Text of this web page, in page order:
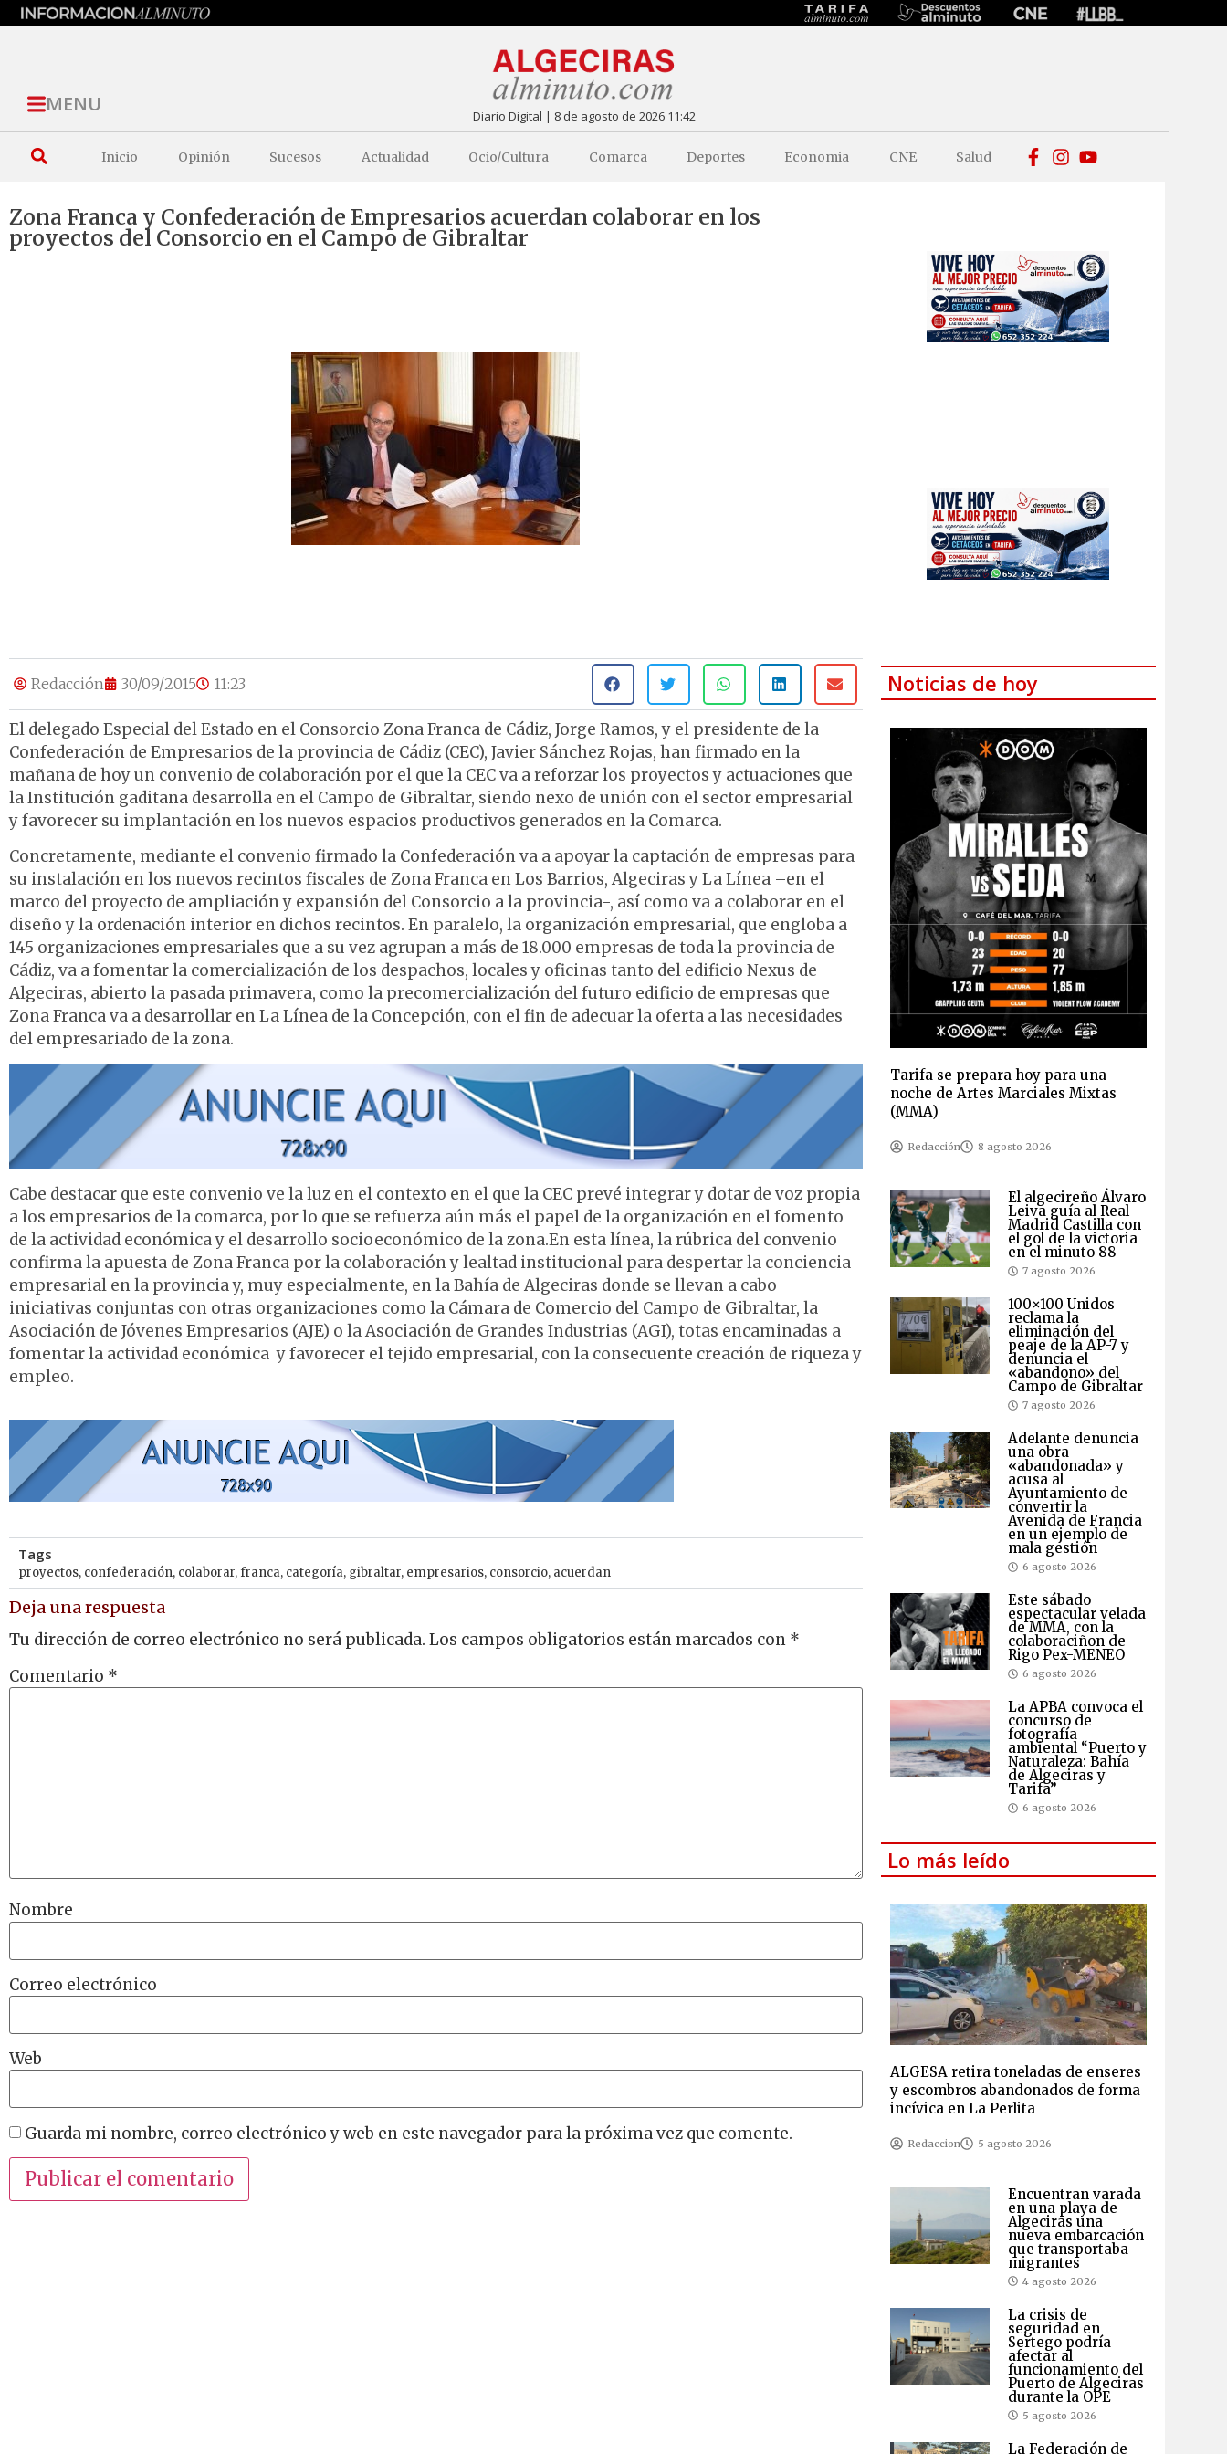
MENU Diario Digital | 8 de agosto de 2026 11:42
Inicio Opinión Sucesos Actualidad Ocio/Cultura Comarca Deportes Economia CNE Salud
Zona Franca y Confederación de Empresarios acuerdan colaborar en los
proyectos del Consorcio en el Campo de Gibraltar
Redacción 30/09/2015 11:23
El delegado Especial del Estado en el Consorcio Zona Franca de Cádiz, Jorge Ramos, y el presidente de la
Confederación de Empresarios de la provincia de Cádiz (CEC), Javier Sánchez Rojas, han firmado en la
mañana de hoy un convenio de colaboración por el que la CEC va a reforzar los proyectos y actuaciones que
la Institución gaditana desarrolla en el Campo de Gibraltar, siendo nexo de unión con el sector empresarial
y favorecer su implantación en los nuevos espacios productivos generados en la Comarca.
Concretamente, mediante el convenio firmado la Confederación va a apoyar la captación de empresas para
su instalación en los nuevos recintos fiscales de Zona Franca en Los Barrios, Algeciras y La Línea –en el
marco del proyecto de ampliación y expansión del Consorcio a la provincia-, así como va a colaborar en el
diseño y la ordenación interior en dichos recintos. En paralelo, la organización empresarial, que engloba a
145 organizaciones empresariales que a su vez agrupan a más de 18.000 empresas de toda la provincia de
Cádiz, va a fomentar la comercialización de los despachos, locales y oficinas tanto del edificio Nexus de
Algeciras, abierto la pasada primavera, como la precomercialización del futuro edificio de empresas que
Zona Franca va a desarrollar en La Línea de la Concepción, con el fin de adecuar la oferta a las necesidades
del empresariado de la zona.
Cabe destacar que este convenio ve la luz en el contexto en el que la CEC prevé integrar y dotar de voz propia
a los empresarios de la comarca, por lo que se refuerza aún más el papel de la organización en el fomento
de la actividad económica y el desarrollo socioeconómico de la zona.En esta línea, la rúbrica del convenio
confirma la apuesta de Zona Franca por la colaboración y lealtad institucional para despertar la conciencia
empresarial en la provincia y, muy especialmente, en la Bahía de Algeciras donde se llevan a cabo
iniciativas conjuntas con otras organizaciones como la Cámara de Comercio del Campo de Gibraltar, la
Asociación de Jóvenes Empresarios (AJE) o la Asociación de Grandes Industrias (AGI), totas encaminadas a
fomentar la actividad económica y favorecer el tejido empresarial, con la consecuente creación de riqueza y
empleo.
Tags
proyectos, confederación, colaborar,franca, categoría, gibraltar, empresarios, consorcio, acuerdan
Deja una respuesta
Tu dirección de correo electrónico no será publicada. Los campos obligatorios están marcados con *
Comentario *
Nombre
Correo electrónico
Web
Guarda mi nombre, correo electrónico y web en este navegador para la próxima vez que comente.
Noticias de hoy
Tarifa se prepara hoy para una
noche de Artes Marciales Mixtas
(MMA)
Redacción 8 agosto 2026
El algecireño Álvaro
Leiva guía al Real
Madrid Castilla con
el gol de la victoria
en el minuto 88
7 agosto 2026
100×100 Unidos
reclama la
eliminación del
peaje de la AP-7 y
denuncia el
«abandono» del
Campo de Gibraltar
7 agosto 2026
Adelante denuncia
una obra
«abandonada» y
acusa al
Ayuntamiento de
convertir la
Avenida de Francia
en un ejemplo de
mala gestión
6 agosto 2026
Este sábado
espectacular velada
de MMA, con la
colaboraciñon de
Rigo Pex-MENEO
6 agosto 2026
La APBA convoca el
concurso de
fotografía
ambiental “Puerto y
Naturaleza: Bahía
de Algeciras y
Tarifa”
6 agosto 2026
Lo más leído
ALGESA retira toneladas de enseres
y escombros abandonados de forma
incívica en La Perlita
Redaccion 5 agosto 2026
Encuentran varada
en una playa de
Algeciras una
nueva embarcación
que transportaba
migrantes
4 agosto 2026
La crisis de
seguridad en
Sertego podría
afectar al
funcionamiento del
Puerto de Algeciras
durante la OPE
5 agosto 2026
La Federación de